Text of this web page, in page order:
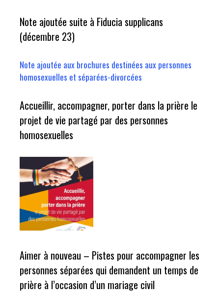
Note ajoutée suite à Fiducia supplicans
(décembre 23)
Note ajoutée aux brochures destinées aux personnes
homosexuelles et séparées-divorcées
Accueillir, accompagner, porter dans la prière le
projet de vie partagé par des personnes
homosexuelles
Aimer à nouveau – Pistes pour accompagner les
personnes séparées qui demandent un temps de
prière à l’occasion d’un mariage civil